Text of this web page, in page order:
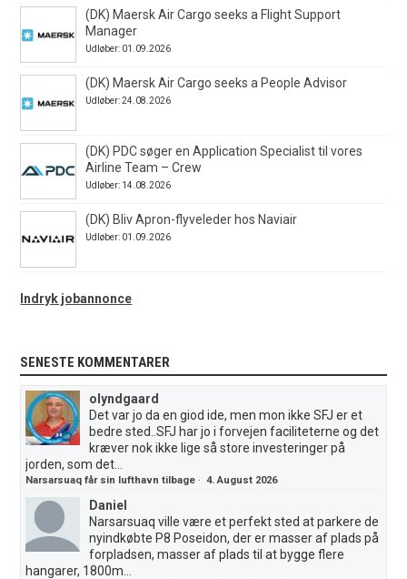
(DK) Maersk Air Cargo seeks a Flight Support
Manager
Udløber: 01.09.2026
(DK) Maersk Air Cargo seeks a People Advisor
Udløber: 24.08.2026
(DK) PDC søger en Application Specialist til vores
Airline Team – Crew
Udløber: 14.08.2026
(DK) Bliv Apron-flyveleder hos Naviair
Udløber: 01.09.2026
Indryk jobannonce
SENESTE KOMMENTARER
olyndgaard
Det var jo da en giod ide, men mon ikke SFJ er et
bedre sted..SFJ har jo i forvejen faciliteterne og det
kræver nok ikke lige så store investeringer på
jorden, som det...
Narsarsuaq får sin lufthavn tilbage ·4. August 2026
Daniel
Narsarsuaq ville være et perfekt sted at parkere de
nyindkøbte P8 Poseidon, der er masser af plads på
forpladsen, masser af plads til at bygge flere
hangarer, 1800m...